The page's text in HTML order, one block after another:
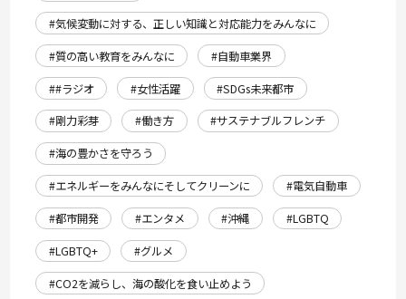
#気候変動に対する、正しい知識と対応能力をみんなに
#質の高い教育をみんなに
#自動車業界
##ラジオ
#女性活躍
#SDGs未来都市
#剛力彩芽
#働き方
#サステナブルフレンチ
#海の豊かさを守ろう
#エネルギーをみんなにそしてクリーンに
#電気自動車
#都市開発
#エンタメ #沖縄
#LGBTQ
#LGBTQ+
#グルメ
#CO2を減らし、海の酸化を食い止めよう